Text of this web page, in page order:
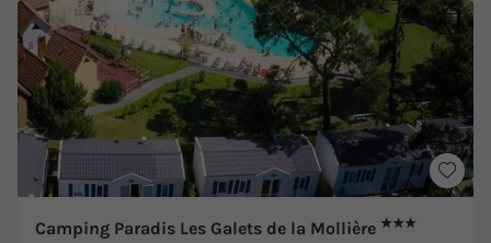
Camping Paradis Les Galets de la Mollière ★★★